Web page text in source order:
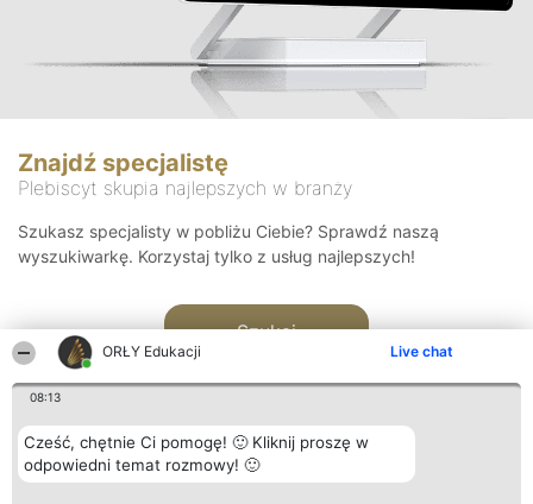
ORŁY Edukacji Live chat
08:13
Cześć, chętnie Ci pomogę! 🙂 Kliknij proszę w
odpowiedni temat rozmowy! 🙂
Znajdź specjalistę
Plebiscyt skupia najlepszych w branży
Szukasz specjalisty w pobliżu Ciebie? Sprawdź naszą
wyszukiwarkę. Korzystaj tylko z usług najlepszych!
Szukaj